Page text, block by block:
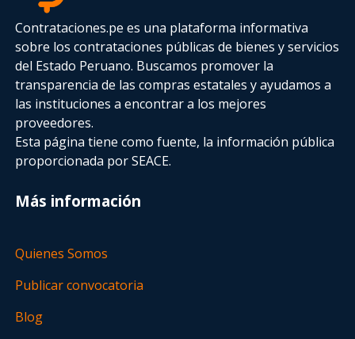
Contrataciones.pe es una plataforma informativa
sobre los contrataciones públicas de bienes y servicios
del Estado Peruano. Buscamos promover la
transparencia de las compras estatalesy ayudamos a
las instituciones a encontrar a los mejores
proveedores.
Esta página tiene como fuente, la información pública
proporcionada por SEACE.
Más información
Quienes Somos
Publicar convocatoria
Blog